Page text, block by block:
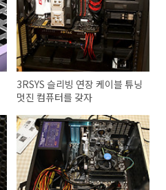
3RSYS 슬리빙 연장 케이블 튜닝
멋진 컴퓨터를 갖자